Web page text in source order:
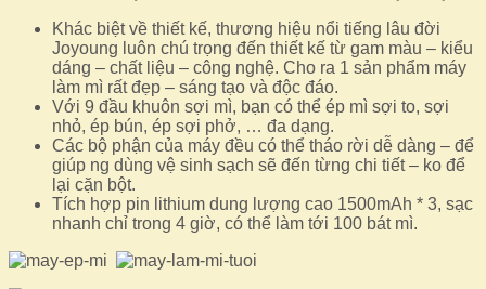
Khác biệt về thiết kế, thương hiệu nổi tiếng lâu đời
Joyoung luôn chú trọng đến thiết kế từ gam màu – kiểu
dáng – chất liệu – công nghệ. Cho ra 1 sản phẩm máy
làm mì rất đẹp – sáng tạo và độc đáo.
Với 9 đầu khuôn sợi mì, bạn có thể ép mì sợi to, sợi
nhỏ, ép bún, ép sợi phở, … đa dạng.
Các bộ phận của máy đều có thể tháo rời dễ dàng – để
giúp ng dùng vệ sinh sạch sẽ đến từng chi tiết – ko để
lại cặn bột.
Tích hợp pin lithium dung lượng cao 1500mAh * 3, sạc
nhanh chỉ trong 4 giờ, có thể làm tới 100 bát mì.